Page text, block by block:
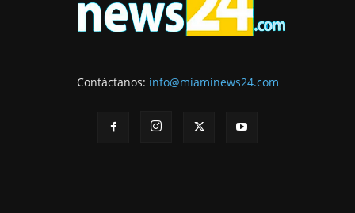
Contáctanos: info@miaminews24.com